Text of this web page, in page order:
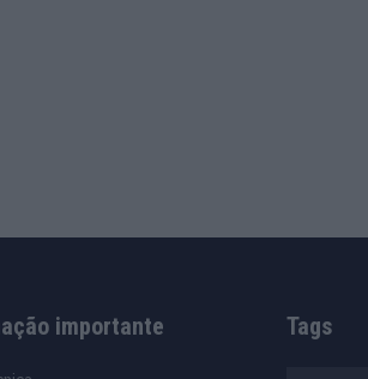
importante Tags